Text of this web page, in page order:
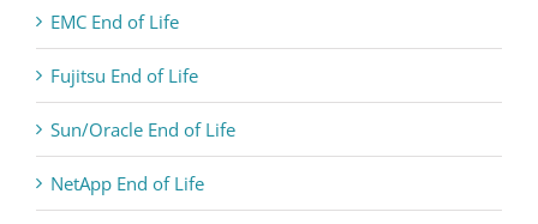
EMC End of Life
Fujitsu End of Life
Sun/Oracle End of Life
NetApp End of Life